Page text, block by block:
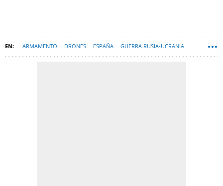
ARMAMENTO DRONES ESPAÑA GUERRA RUSIA-UCRANIA